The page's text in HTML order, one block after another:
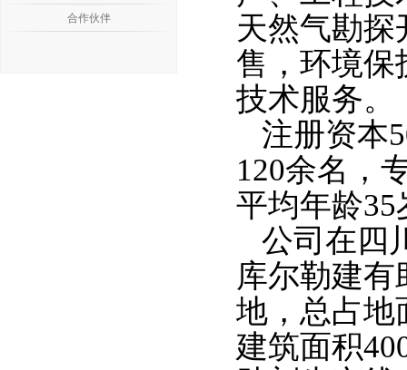
合作伙伴
天然气勘探
售，环境保
技术服务。
注册资本
120余名，
平均年龄35
公司在四
库尔勒建
地，总占地
建筑面积